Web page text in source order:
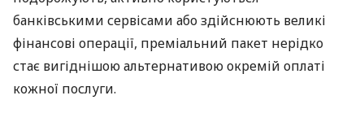
банківськими сервісами або здійснюють великі
фінансові операції, преміальний пакет нерідко
стає вигіднішою альтернативою окремій оплаті
кожної послуги.